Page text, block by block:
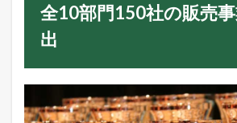
z
n
販
売
業
全10部門150社の販売
出